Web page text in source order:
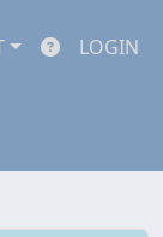
LOGIN